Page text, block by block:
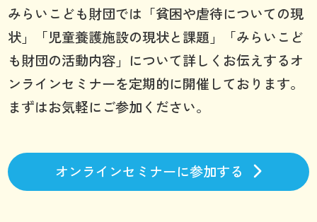
みらいこども財団では「貧困や虐待についての現
状」「児童養護施設の現状と課題」「みらいこど
も財団の活動内容」について詳しくお伝えするオ
ンラインセミナーを定期的に開催しております。
まずはお気軽にご参加ください。
オンラインセミナーに参加する